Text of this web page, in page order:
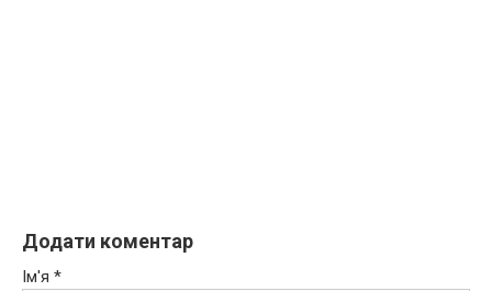
Додати коментар
Ім'я *